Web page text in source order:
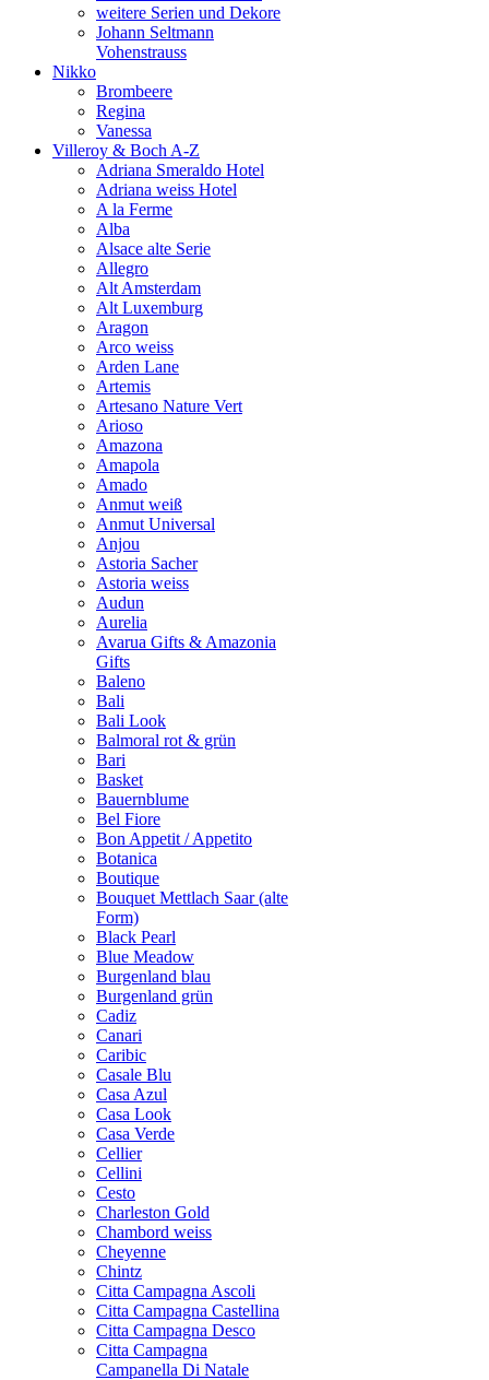
weitere Serien und Dekore
Johann Seltmann
Vohenstrauss
Nikko
Brombeere
Regina
Vanessa
Villeroy & Boch A-Z
Adriana Smeraldo Hotel
Adriana weiss Hotel
A la Ferme
Alba
Alsace alte Serie
Allegro
Alt Amsterdam
Alt Luxemburg
Aragon
Arco weiss
Arden Lane
Artemis
Artesano Nature Vert
Arioso
Amazona
Amapola
Amado
Anmut weiß
Anmut Universal
Anjou
Astoria Sacher
Astoria weiss
Audun
Aurelia
Avarua Gifts & Amazonia
Gifts
Baleno
Bali
Bali Look
Balmoral rot & grün
Bari
Basket
Bauernblume
Bel Fiore
Bon Appetit / Appetito
Botanica
Boutique
Bouquet Mettlach Saar (alte
Form)
Black Pearl
Blue Meadow
Burgenland blau
Burgenland grün
Cadiz
Canari
Caribic
Casale Blu
Casa Azul
Casa Look
Casa Verde
Cellier
Cellini
Cesto
Charleston Gold
Chambord weiss
Cheyenne
Chintz
Citta Campagna Ascoli
Citta Campagna Castellina
Citta Campagna Desco
Citta Campagna
Campanella Di Natale